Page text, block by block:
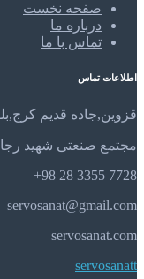
صفحه نخست
درباره ما
تماس با ما
اطلاعات تماس
قزوین,جاده قدیم
مجتمع صنعتی شهید
7728 3355 28 98+
servosanat@gmail.com
servosanat.com
servosanatt